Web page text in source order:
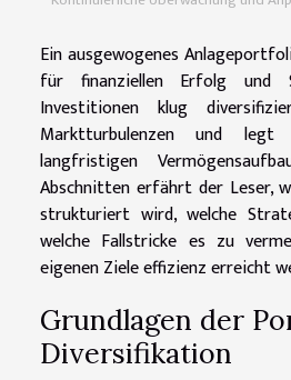
Ein ausgewogenes
für finanziellen Erfolg und
Investitionen klug
Marktturbulenzen und
langfristigen
Abschnitten erfährt der Leser,
strukturiert wird, welche
welche Fallstricke es zu
eigenen Ziele effizienz erreicht
Grundlagen der
Diversifikation